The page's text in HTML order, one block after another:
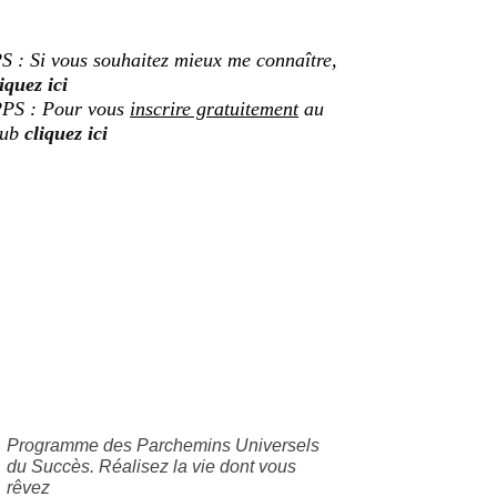
: Si vous souhaitez mieux me connaître,
ici
: Pour vous inscrire gratuitementau
cliquez ici
Programme des Parchemins Universels
du Succès. Réalisez la vie dont vous
rêvez